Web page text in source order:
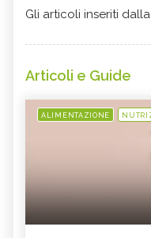
Gli articoli inseriti
Articoli e Guide
ALIMENTAZIONE